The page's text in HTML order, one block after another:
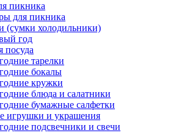
пикника
для пикника
(сумки холодильники)
год
посуда
тарелки
бокалы
кружки
блюда и салатники
бумажные салфетки
игрушки и украшения
подсвечники и свечи